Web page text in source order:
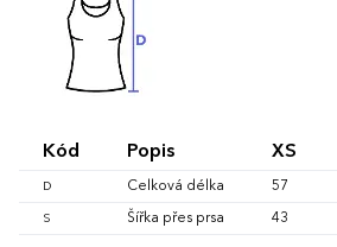
Kód Popis XS
D Celková délka 57
S Šířka přes prsa 43